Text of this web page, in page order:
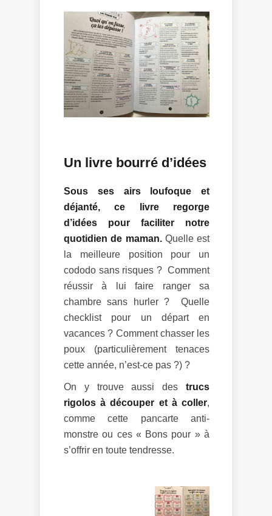
Un livre bourré d’idées
Sous ses airs loufoque et
déjanté, ce livre regorge
d’idées pour faciliter notre
quotidien de maman.Quelle est
la meilleure position pour un
cododo sans risques ? Comment
réussir à lui faire ranger sa
chambre sans hurler ? Quelle
checklist pour un départ en
vacances ? Comment chasser les
poux (particulièrement tenaces
cette année, n’est-ce pas ?) ?
On y trouve aussi des trucs
rigolos à découper et à coller,
comme cette pancarte anti-
monstre ou ces « Bons pour » à
s’offrir en toute tendresse.